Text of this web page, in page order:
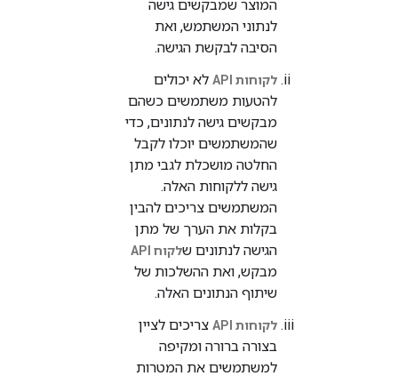
המוצר שמבקשים גישה
לנתוני המשתמש, ואת
הסיבה לבקשת הגישה.
לקוחות API
לא יכולים
להטעות משתמשים כשהם
מבקשים גישה לנתונים, כדי
שהמשתמשים יוכלו לקבל
החלטה מושכלת לגבי מתן
גישה ללקוחות האלה.
המשתמשים צריכים להבין
בקלות את הערך של מתן
הגישה לנתונים שלקוח API
מבקש, ואת ההשלכות של
שיתוף הנתונים האלה.
לקוחות API
צריכים לציין
בצורה ברורה ומקיפה
למשתמשים את המטרות